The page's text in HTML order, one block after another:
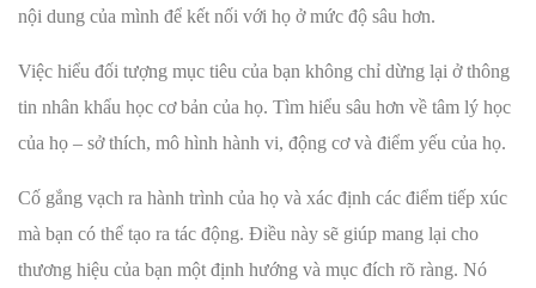
nội dung của mình để kết nối với họ ở mức độ sâu hơn.
Việc hiểu đối tượng mục tiêu của bạn không chỉ dừng lại ở thông
tin nhân khẩu học cơ bản của họ. Tìm hiểu sâu hơn về tâm lý học
của họ – sở thích, mô hình hành vi, động cơ và điểm yếu của họ.
Cố gắng vạch ra hành trình của họ và xác định các điểm tiếp xúc
mà bạn có thể tạo ra tác động. Điều này sẽ giúp mang lại cho
thương hiệu của bạn một định hướng và mục đích rõ ràng. Nó